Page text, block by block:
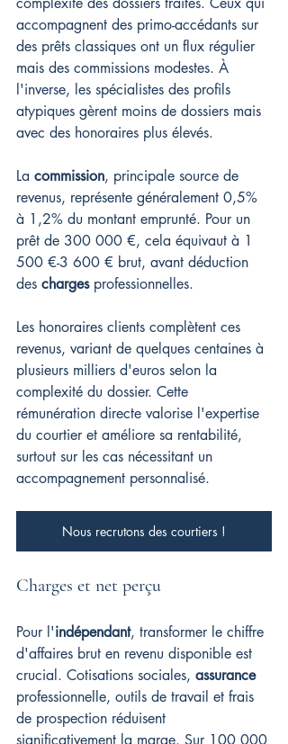
accompagnent des primo-accédants sur
des prêts classiques ont un flux régulier
mais des commissions modestes. À
l'inverse, les spécialistes des profils
atypiques gèrent moins de dossiers mais
avec des honoraires plus élevés.
La commission, principale source de
revenus, représente généralement 0,5%
à 1,2% du montant emprunté. Pour un
prêt de 300 000 €, cela équivaut à 1
500 €-3 600 € brut, avant déduction
des charges professionnelles.
Les honoraires clients complètent ces
revenus, variant de quelques centaines à
plusieurs milliers d'euros selon la
complexité du dossier. Cette
rémunération directe valorise l'expertise
du courtier et améliore sa rentabilité,
surtout sur les cas nécessitant un
accompagnement personnalisé.
Nous recrutons des courtiers !
Charges et net perçu
Pour l'indépendant, transformer le chiffre
d'affaires brut en revenu disponible est
crucial. Cotisations sociales, assurance
professionnelle, outils de travail et frais
de prospection réduisent